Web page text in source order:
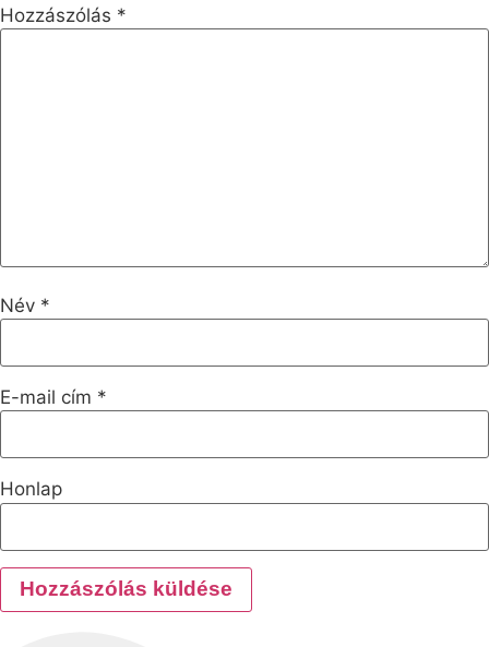
Hozzászólás *
Név *
E-mail cím *
Honlap